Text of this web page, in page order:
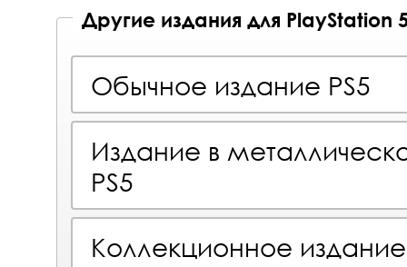
Другие издания для PlayStation
Обычное издание PS5
Издание в
PS5
Коллекционное издание